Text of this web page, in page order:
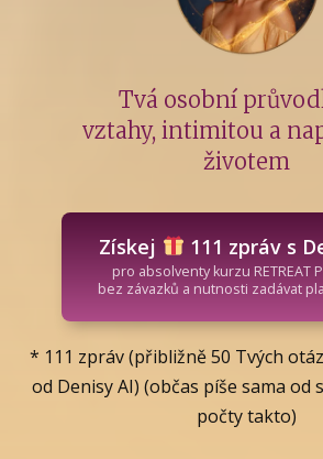
Tvá osobní
vztahy, intimitou a
životem
Získej 111 zpráv s
pro absolventy kurzu RETREAT
bez závazků a nutnosti zadávat
* 111 zpráv (přibližně 50 Tvých
od Denisy AI) (občas píše sama od
počty takto)